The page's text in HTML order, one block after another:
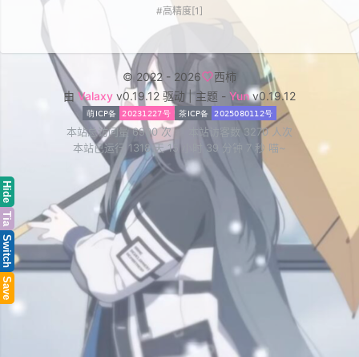
Hide
Tia
Switch
Save
#高精度[1]
© 2022 - 2026
西柿
由 Valaxy v0.19.12 驱动 | 主题 - Yunv0.19.12
本站总访问量6990次 本站访客数 3270人次
本站已运行 1318 天 15 小时 39 分钟 7 秒 喵~